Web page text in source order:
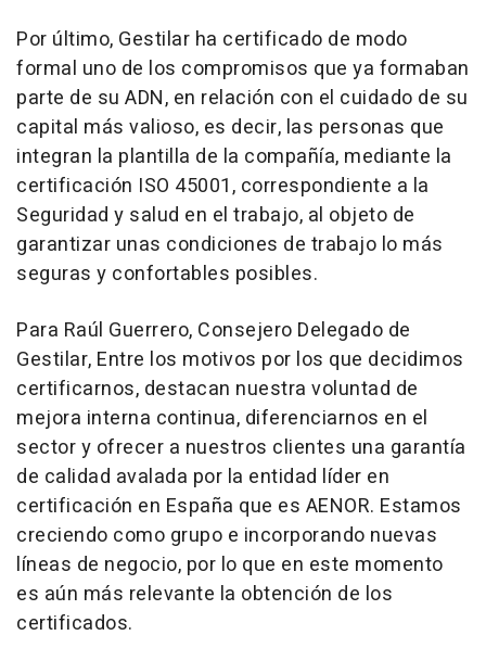
Por último, Gestilar ha certificado de modo
formal uno de los compromisos que ya formaban
parte de su ADN, en relación con el cuidado de su
capital más valioso, es decir, las personas que
integran la plantilla de la compañía, mediante la
certificación ISO 45001, correspondiente a la
Seguridad y salud en el trabajo, al objeto de
garantizar unas condiciones de trabajo lo más
seguras y confortables posibles.
Para Raúl Guerrero, Consejero Delegado de
Gestilar, Entre los motivos por los que decidimos
certificarnos, destacan nuestra voluntad de
mejora interna continua, diferenciarnos en el
sector y ofrecer a nuestros clientes una garantía
de calidad avalada por la entidad líder en
certificación en España que es AENOR. Estamos
creciendo como grupo e incorporando nuevas
líneas de negocio, por lo que en este momento
es aún más relevante la obtención de los
certificados.